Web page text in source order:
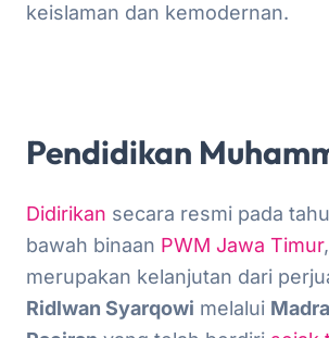
keislaman dan kemodernan.
Pendidikan
Didirikan secara resmi pada
bawah binaan PWM Jawa Timur
merupakan kelanjutan dari
Ridlwan Syarqowi melalui